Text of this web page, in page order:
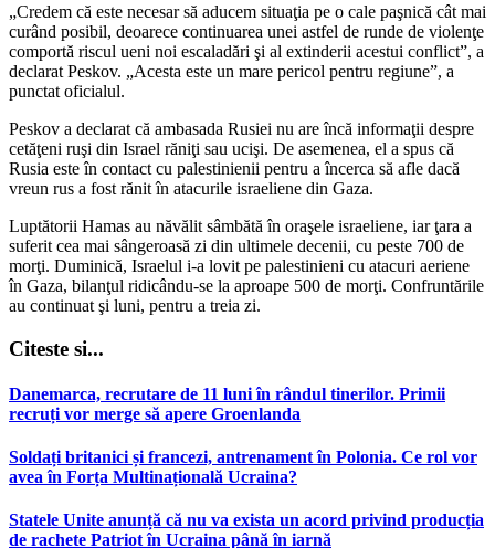
„Credem că este necesar să aducem situaţia pe o cale paşnică cât mai
curând posibil, deoarece continuarea unei astfel de runde de violenţe
comportă riscul ueni noi escaladări şi al extinderii acestui conflict”, a
declarat Peskov. „Acesta este un mare pericol pentru regiune”, a
punctat oficialul.
Peskov a declarat că ambasada Rusiei nu are încă informaţii despre
cetăţeni ruşi din Israel răniţi sau ucişi. De asemenea, el a spus că
Rusia este în contact cu palestinienii pentru a încerca să afle dacă
vreun rus a fost rănit în atacurile israeliene din Gaza.
Luptătorii Hamas au năvălit sâmbătă în oraşele israeliene, iar ţara a
suferit cea mai sângeroasă zi din ultimele decenii, cu peste 700 de
morţi. Duminică, Israelul i-a lovit pe palestinieni cu atacuri aeriene
în Gaza, bilanţul ridicându-se la aproape 500 de morţi. Confruntările
au continuat şi luni, pentru a treia zi.
Citeste si...
Danemarca, recrutare de 11 luni în rândul tinerilor. Primii
recruți vor merge să apere Groenlanda
Soldați britanici și francezi, antrenament în Polonia. Ce rol vor
avea în Forța Multinațională Ucraina?
Statele Unite anunță că nu va exista un acord privind producția
de rachete Patriot în Ucraina până în iarnă